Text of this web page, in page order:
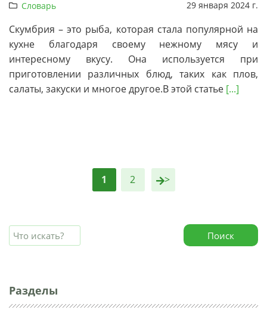
Словарь 29 января 2024 г.
Скумбрия – это рыба, которая стала популярной на
кухне благодаря своему нежному мясу и
интересному вкусу. Она используется при
приготовлении различных блюд, таких как плов,
салаты, закуски и многое другое.В этой статье [...]
1 2 >
Поиск
Разделы